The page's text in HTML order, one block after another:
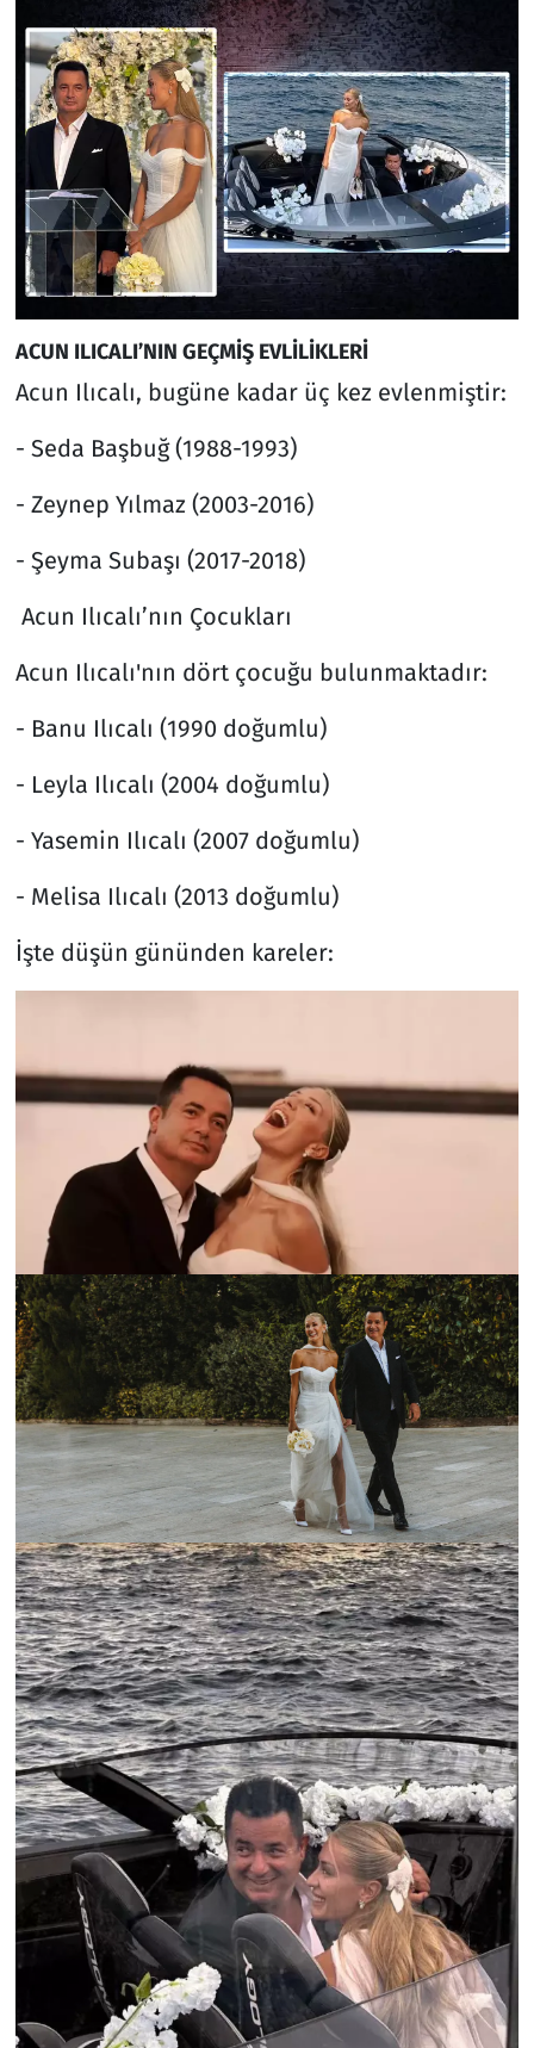
ACUN ILICALI’NIN GEÇMİŞ EVLİLİKLERİ
Acun Ilıcalı, bugüne kadar üç kez evlenmiştir:
- Seda Başbuğ (1988-1993)
- Zeynep Yılmaz (2003-2016)
- Şeyma Subaşı (2017-2018)
Acun Ilıcalı’nın Çocukları
Acun Ilıcalı'nın dört çocuğu bulunmaktadır:
- Banu Ilıcalı (1990 doğumlu)
- Leyla Ilıcalı (2004 doğumlu)
- Yasemin Ilıcalı (2007 doğumlu)
- Melisa Ilıcalı (2013 doğumlu)
İşte düşün gününden kareler: